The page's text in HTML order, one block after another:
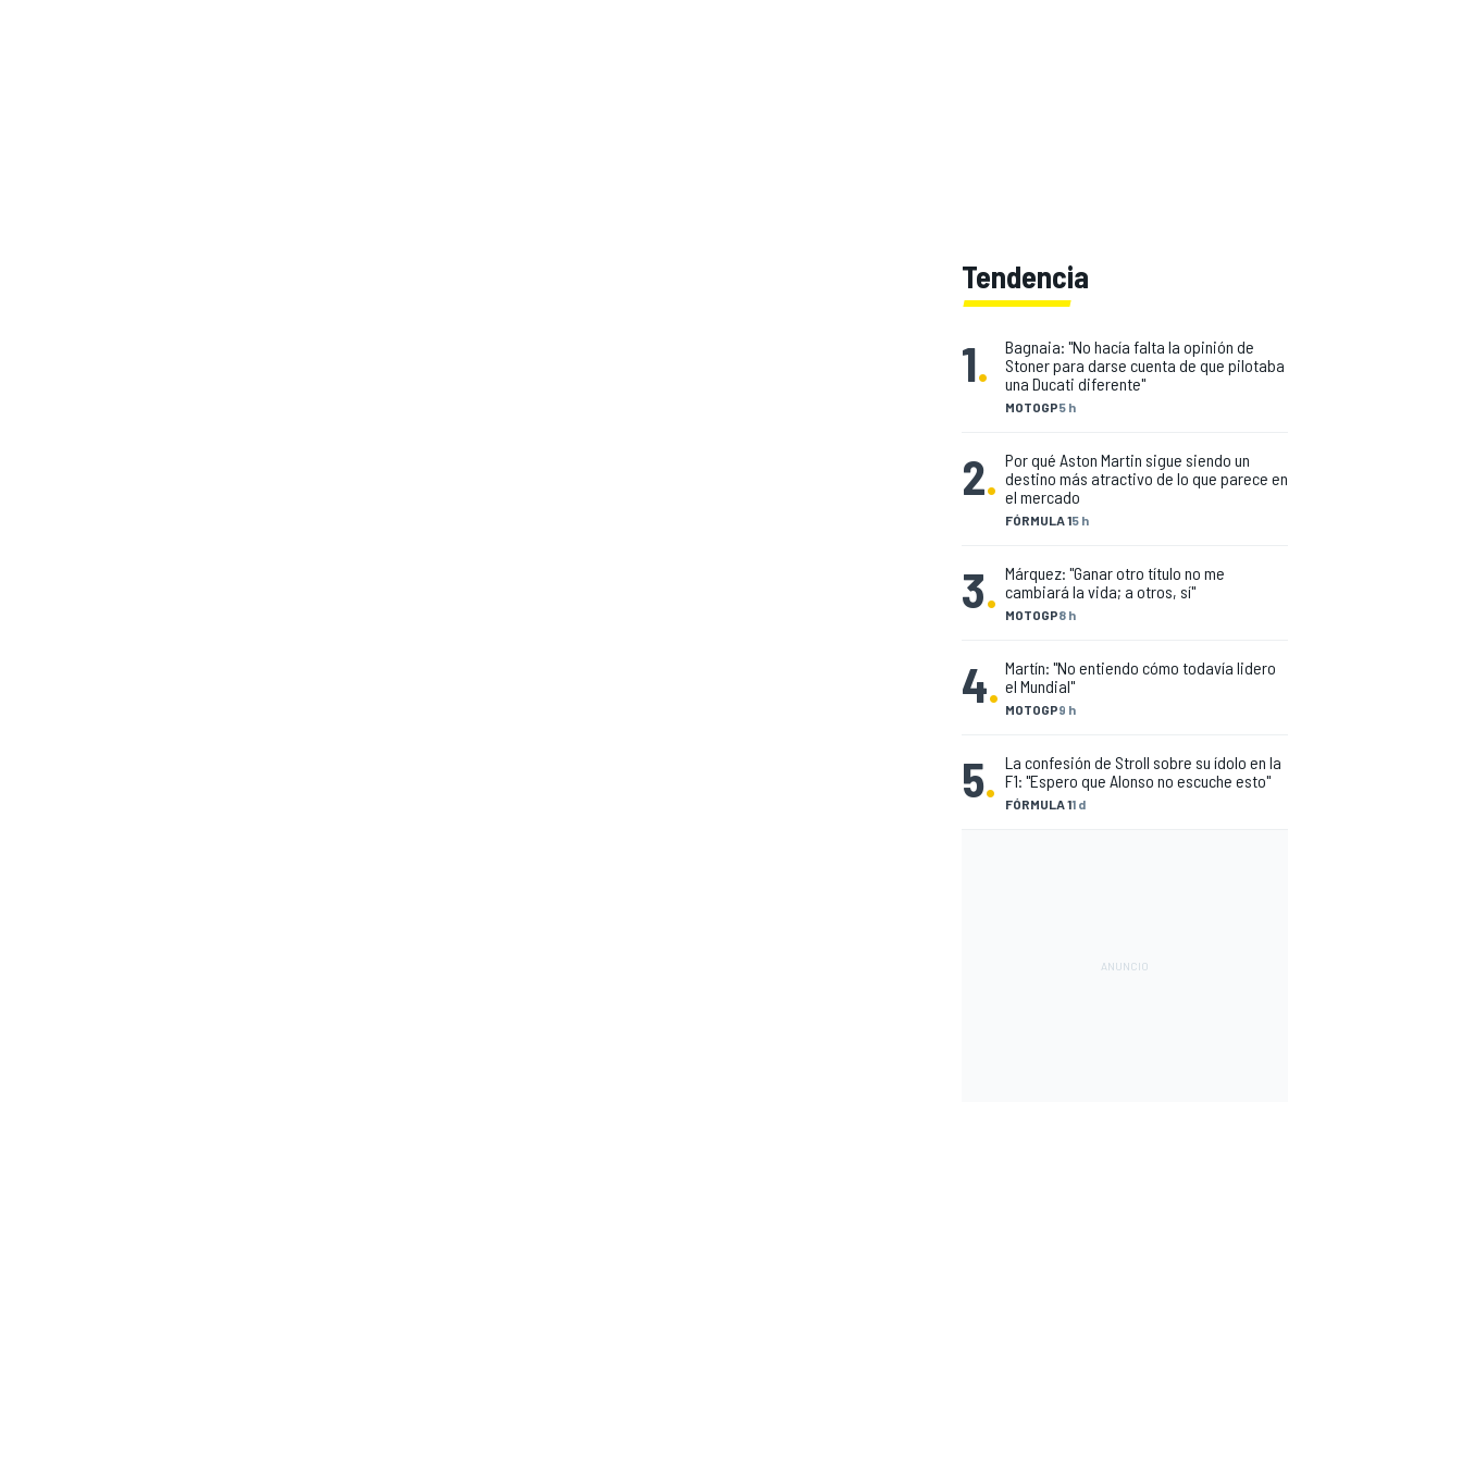
Tendencia
1.
MOTOGP5 h
Bagnaia: "No hacía falta la opinión de
Stoner para darse cuenta de que pilotaba
una Ducati diferente"
2.
FÓRMULA 15 h
Por qué Aston Martin sigue siendo un
destino más atractivo de lo que parece en
el mercado
3. MOTOGP8 h
Márquez: "Ganar otro título no me
cambiará la vida; a otros, sí"
4. MOTOGP9 h
Martín: "No entiendo cómo todavía lidero
el Mundial"
5. FÓRMULA 11 d
La confesión de Stroll sobre su ídolo en la
F1: "Espero que Alonso no escuche esto"